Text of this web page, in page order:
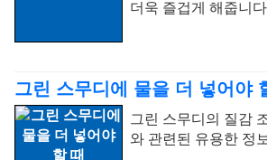
더욱 즐겁게 해줍니
그린 스무디에 물을 더 넣어야
그린 스무디의 질감
와 관련된 유용한 정